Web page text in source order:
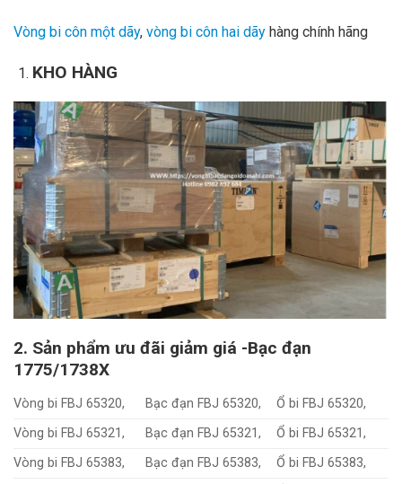
Vòng bi côn một dãy, vòng bi côn hai dãy hàng chính hãng
KHO HÀNG
2. Sản phẩm ưu đãi giảm giá -Bạc đạn
1775/1738X
Vòng bi FBJ 65320, Bạc đạn FBJ 65320,
Ổ bi FBJ 65320,
Vòng bi FBJ 65321,
Bạc đạn FBJ 65321,
Ổ bi FBJ 65321,
Vòng bi FBJ 65383,
Bạc đạn FBJ 65383, Ổ bi FBJ 65383,